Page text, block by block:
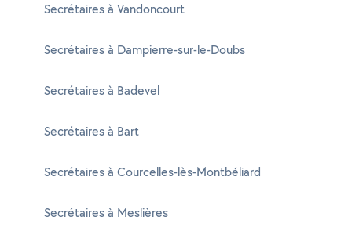
Secrétaires à Vandoncourt
Secrétaires à Dampierre-sur-le-Doubs
Secrétaires à Badevel
Secrétaires à Bart
Secrétaires à Courcelles-lès-Montbéliard
Secrétaires à Meslières